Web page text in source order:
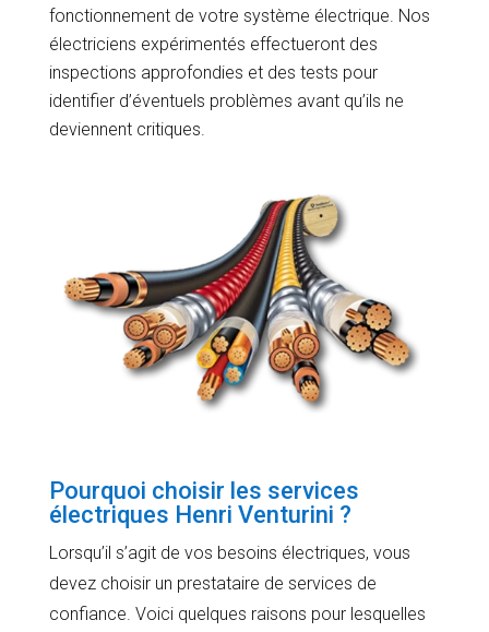
fonctionnement de votre système électrique. Nos
électriciens expérimentés effectueront des
inspections approfondies et des tests pour
identifier d’éventuels problèmes avant qu’ils ne
deviennent critiques.
Pourquoi choisir les services
électriques Henri Venturini ?
Lorsqu’il s’agit de vos besoins électriques, vous
devez choisir un prestataire de services de
confiance. Voici quelques raisons pour lesquelles